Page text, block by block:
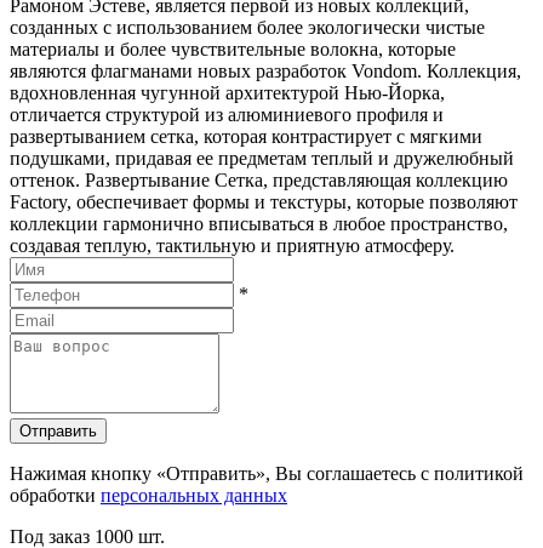
Рамоном Эстеве, является первой из новых коллекций,
созданных с использованием более экологически чистые
материалы и более чувствительные волокна, которые
являются флагманами новых разработок Vondom. Коллекция,
вдохновленная чугунной архитектурой Нью-Йорка,
отличается структурой из алюминиевого профиля и
развертыванием сетка, которая контрастирует с мягкими
подушками, придавая ее предметам теплый и дружелюбный
оттенок. Развертывание Сетка, представляющая коллекцию
Factory, обеспечивает формы и текстуры, которые позволяют
коллекции гармонично вписываться в любое пространство,
создавая теплую, тактильную и приятную атмосферу.
*
Отправить
Нажимая кнопку «Отправить», Вы соглашаетесь с политикой
обработки персональных данных
Под заказ 1000 шт.